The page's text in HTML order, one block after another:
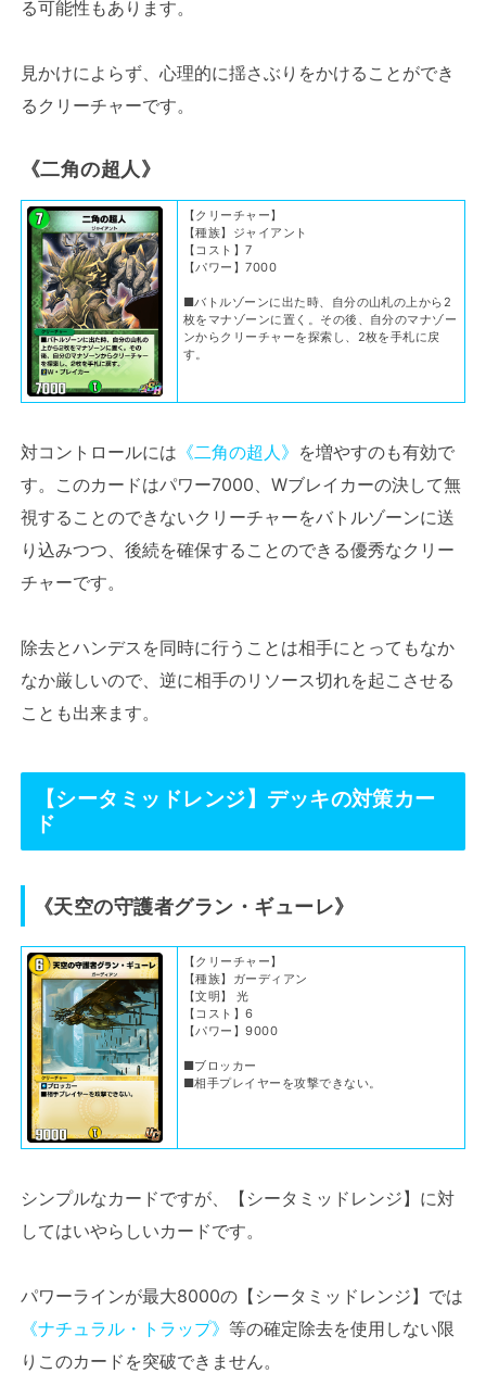
る可能性もあります。
見かけによらず、心理的に揺さぶりをかけることができ
るクリーチャーです。
《二角の超人》
【クリーチャー】
【種族】ジャイアント
【コスト】7
【パワー】7000
■バトルゾーンに出た時、自分の山札の上から2
枚をマナゾーンに置く。その後、自分のマナゾー
ンからクリーチャーを探索し、2枚を手札に戻
す。
対コントロールには 《二角の超人》 を増やすのも有効で
す。このカードはパワー7000、Wブレイカーの決して無
視することのできないクリーチャーをバトルゾーンに送
り込みつつ、後続を確保することのできる優秀なクリー
チャーです。
除去とハンデスを同時に行うことは相手にとってもなか
なか厳しいので、逆に相手のリソース切れを起こさせる
ことも出来ます。
【シータミッドレンジ】 デッキの対策カー
ド
《天空の守護者グラン・ギューレ》
【クリーチャー】
【種族】ガーディアン
【文明】 光
【コスト】6
【パワー】9000
■ブロッカー
■相手プレイヤーを攻撃できない。
シンプルなカードですが、【シータミッドレンジ】に対
してはいやらしいカードです。
パワーラインが最大8000の【シータミッドレンジ】では
《ナチュラル・トラップ》 等の確定除去を使用しない限
りこのカードを突破できません。